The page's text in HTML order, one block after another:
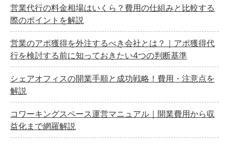
営業代行の料金相場はいくら？費用の仕組みと比較する
際のポイントを解説
営業のアポ獲得を外注するべき会社とは？｜アポ獲得代
行を検討する前に知っておきたい4つの判断基準
シェアオフィスの開業手順と成功戦略！費用・注意点を
解説
コワーキングスペース運営マニュアル｜開業費用から収
益化まで網羅解説